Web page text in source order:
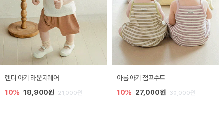
렌디 아기 라운지웨어
10% 18,900원 21,000원
아롬 아기 점프수트
10% 27,000원 30,000원